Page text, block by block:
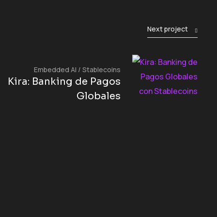
Next project
Embedded AI / Stablecoins
Kira: Banking de Pagos
Globales